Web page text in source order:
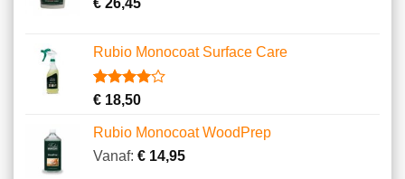
Rubio Monocoat Surface Care
Gewaardeerd
5
gebaseerd
op
2
€18,50
Rubio Monocoat WoodPrep
Vanaf: €14,95